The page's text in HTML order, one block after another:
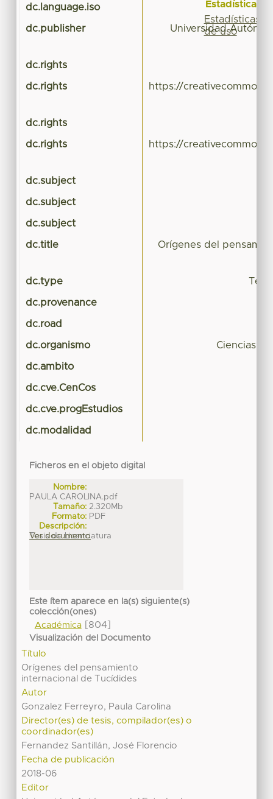
dc.language.iso
dc.publisher Universidad
dc.rights
dc.rights https://
dc.rights
dc.rights https://
dc.subject
dc.subject
dc.subject
dc.title Orígenes del
dc.type
dc.provenance
dc.road
dc.organismo Ciencias
dc.ambito
dc.cve.CenCos
dc.cve.progEstudios
dc.modalidad
Ficheros en el objeto digital
Nombre:
PAULA CAROLINA.pdf
Tamaño: 2.320Mb
Formato: PDF
Descripción:
Tesis de Licenciatura
Ver documento
Este ítem aparece en la(s) siguiente(s)
colección(ones)
Académica[804]
Visualización del Documento
Título
Orígenes del pensamiento
internacional de Tucídides
Autor
Gonzalez Ferreyro, Paula Carolina
Director(es) de tesis, compilador(es) o
coordinador(es)
Fernandez Santillán, José Florencio
Fecha de publicación
2018-06
Editor
Estadísticas
Estadísticas
de uso